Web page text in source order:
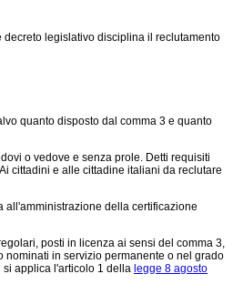
decreto legislativo disciplina il reclutamento
quanto disposto dal comma 3 e quanto
o vedove e senza prole. Detti requisiti
cittadini e alle cittadine italiani da reclutare
della certificazione
posti in licenza ai sensi del comma 3,
in servizio permanente o nel grado
applica l'articolo 1 della legge 8 agosto